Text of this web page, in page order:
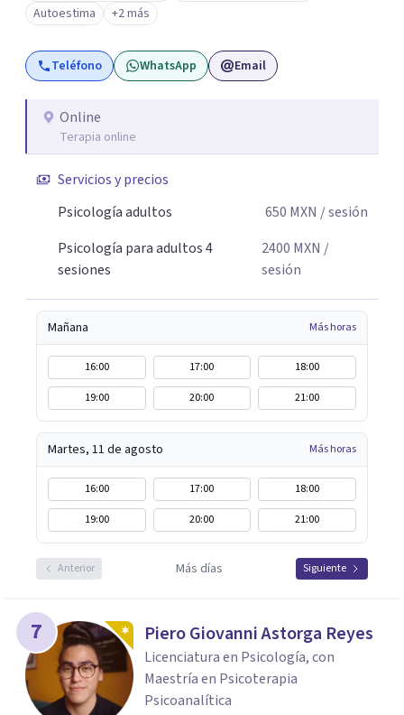
Autoestima
+2 más
Teléfono WhatsApp Email
Online
Terapia online
Servicios y precios
Psicología adultos
650 MXN / sesión
Psicología para adultos 4
sesiones
2400 MXN /
sesión
Mañana Más horas
16:00 17:00
18:00
19:00
20:00 21:00
Martes, 11 de agosto Más horas
16:00 17:00
18:00
19:00
20:00 21:00
Anterior Más días Siguiente
7 Piero Giovanni Astorga Reyes
Licenciatura en Psicología, con
Maestría en Psicoterapia
Psicoanalítica